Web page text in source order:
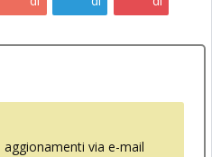
aggionamenti via e-mail